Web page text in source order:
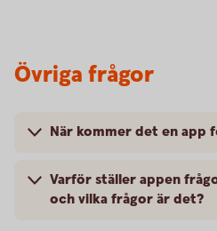
Övriga frågor
När kommer det en app
Varför ställer appen
och vilka frågor är det?